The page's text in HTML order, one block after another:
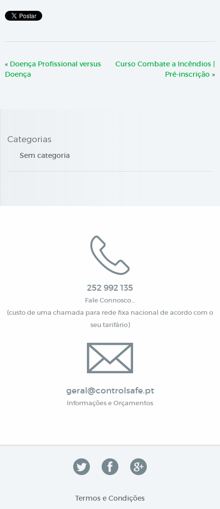
« Doença Profissional versus
Doença
Curso Combate a Incêndios |
Pré-inscrição »
Categorias
Sem categoria
252 992 135
Fale Connosco…
(custo de uma chamada para rede fixa nacional de acordo com o
seu tarifário)
geral@controlsafe.pt
Informações e Orçamentos
Termos e Condições